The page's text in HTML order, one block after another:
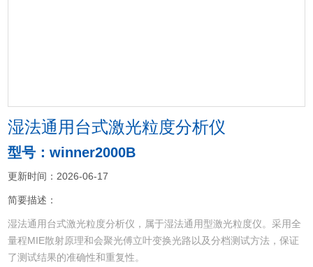
湿法通用台式激光粒度分析仪
型号：winner2000B
更新时间：2026-06-17
简要描述：
湿法通用台式激光粒度分析仪，属于湿法通用型激光粒度仪。采用全
量程MIE散射原理和会聚光傅立叶变换光路以及分档测试方法，保证
了测试结果的准确性和重复性。